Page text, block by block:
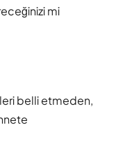
mi
belli etmeden,